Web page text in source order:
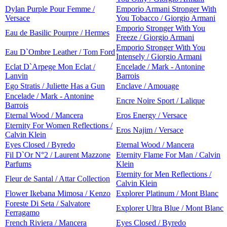
Dylan Purple Pour Femme /
Versace
Emporio Armani Stronger With
You Tobacco / Giorgio Armani
Eau de Basilic Pourpre / Hermes
Emporio Stronger With You
Freeze / Giorgio Armani
Eau D`Ombre Leather / Tom Ford
Emporio Stronger With You
Intensely / Giorgio Armani
Eclat D`Arpege Mon Eclat /
Lanvin
Encelade / Mark - Antonine
Barrois
Ego Stratis / Juliette Has a Gun
Enclave / Amouage
Encelade / Mark - Antonine
Barrois
Encre Noire Sport / Lalique
Eternal Wood / Mancera
Eros Energy / Versace
Eternity For Women Reflections /
Calvin Klein
Eros Najim / Versace
Eyes Closed / Byredo
Eternal Wood / Mancera
Fil D`Or N°2 / Laurent Mazzone
Parfums
Eternity Flame For Man / Calvin
Klein
Fleur de Santal / Attar Collection
Eternity for Men Reflections /
Calvin Klein
Flower Ikebana Mimosa / Kenzo
Explorer Platinum / Mont Blanc
Foreste Di Seta / Salvatore
Ferragamo
Explorer Ultra Blue / Mont Blanc
French Riviera / Mancera
Eyes Closed / Byredo